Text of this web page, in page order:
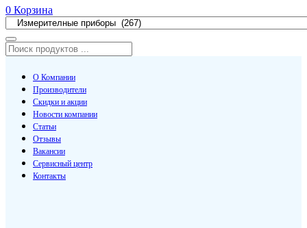
0 Корзина
О Компании
Производители
Скидки и акции
Новости компании
Статьи
Отзывы
Вакансии
Сервисный центр
Контакты